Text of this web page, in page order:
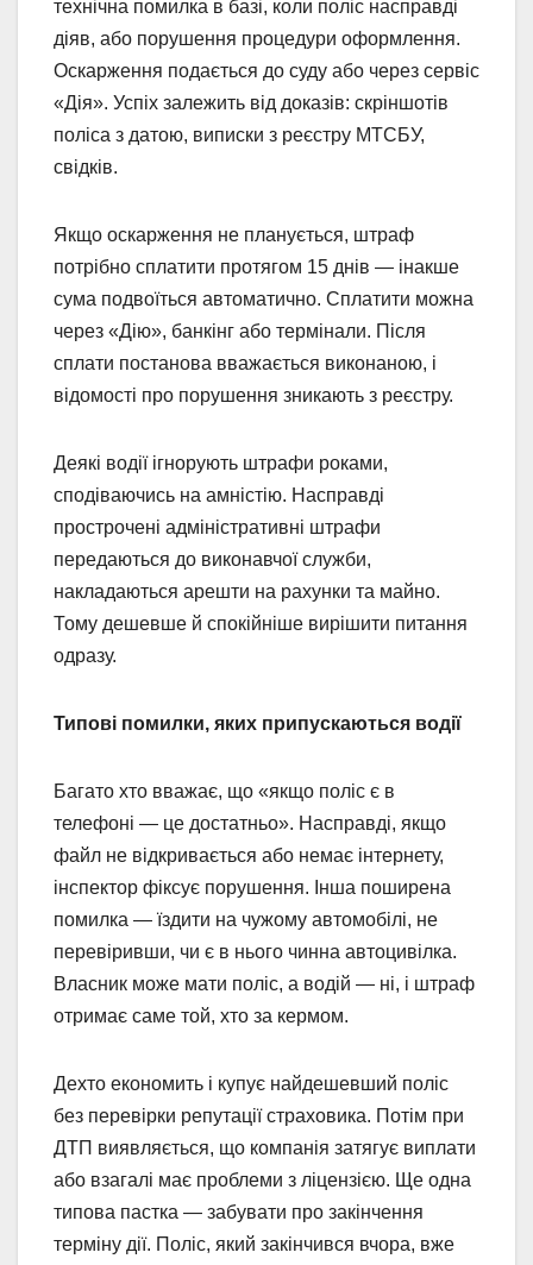
технічна помилка в базі, коли поліс насправді
діяв, або порушення процедури оформлення.
Оскарження подається до суду або через сервіс
«Дія». Успіх залежить від доказів: скріншотів
поліса з датою, виписки з реєстру МТСБУ,
свідків.
Якщо оскарження не планується, штраф
потрібно сплатити протягом 15 днів — інакше
сума подвоїться автоматично. Сплатити можна
через «Дію», банкінг або термінали. Після
сплати постанова вважається виконаною, і
відомості про порушення зникають з реєстру.
Деякі водії ігнорують штрафи роками,
сподіваючись на амністію. Насправді
прострочені адміністративні штрафи
передаються до виконавчої служби,
накладаються арешти на рахунки та майно.
Тому дешевше й спокійніше вирішити питання
одразу.
Типові помилки, яких припускаються водії
Багато хто вважає, що «якщо поліс є в
телефоні — це достатньо». Насправді, якщо
файл не відкривається або немає інтернету,
інспектор фіксує порушення. Інша поширена
помилка — їздити на чужому автомобілі, не
перевіривши, чи є в нього чинна автоцивілка.
Власник може мати поліс, а водій — ні, і штраф
отримає саме той, хто за кермом.
Дехто економить і купує найдешевший поліс
без перевірки репутації страховика. Потім при
ДТП виявляється, що компанія затягує виплати
або взагалі має проблеми з ліцензією. Ще одна
типова пастка — забувати про закінчення
терміну дії. Поліс, який закінчився вчора, вже